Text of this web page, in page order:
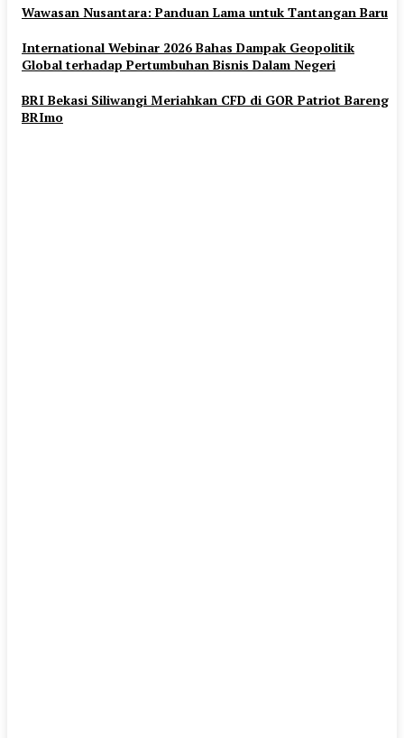
Wawasan Nusantara: Panduan Lama untuk Tantangan Baru
International Webinar 2026 Bahas Dampak Geopolitik
Global terhadap Pertumbuhan Bisnis Dalam Negeri
BRI Bekasi Siliwangi Meriahkan CFD di GOR Patriot Bareng
BRImo